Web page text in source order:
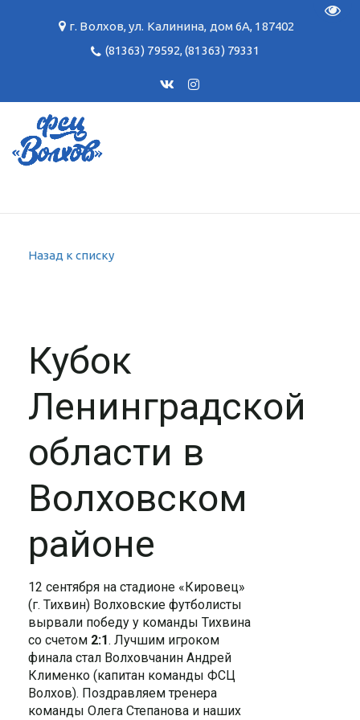
г. Волхов,ул. Калинина, дом 6А, 187402
(81363) 79592,(81363) 79331
Назад к списку
Кубок
Ленинградской
области в
Волховском
районе
12 сентября на стадионе «Кировец»
(г. Тихвин) Волховские футболисты
вырвали победу у команды Тихвина
со счетом 2:1. Лучшим игроком
финала стал Волховчанин Андрей
Клименко (капитан команды ФСЦ
Волхов). Поздравляем тренера
команды Олега Степанова и наших